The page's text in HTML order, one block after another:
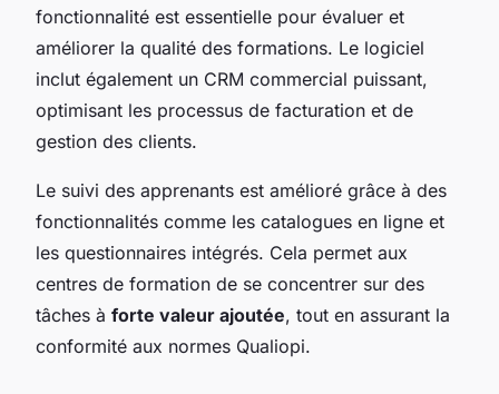
fonctionnalité est essentielle pour évaluer et
améliorer la qualité des formations. Le logiciel
inclut également un CRM commercial puissant,
optimisant les processus de facturation et de
gestion des clients.
Le suivi des apprenants est amélioré grâce à des
fonctionnalités comme les catalogues en ligne et
les questionnaires intégrés. Cela permet aux
centres de formation de se concentrer sur des
tâches à forte valeur ajoutée, tout en assurant la
conformité aux normes Qualiopi.